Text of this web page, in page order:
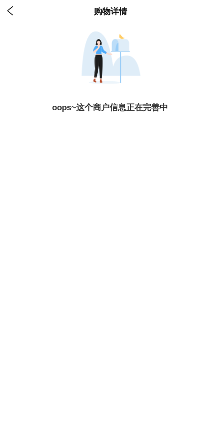
 购物详情
oops~这个商户信息正在完善中